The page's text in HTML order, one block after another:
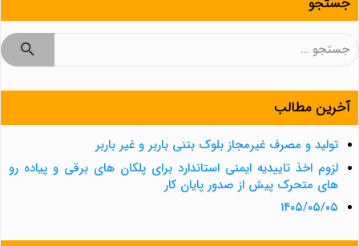
جستجو
آخرین مطالب
تولید و مصرف غیرمجاز بلوک بتنی باربر و غیر باربر
لزوم اخذ تاییدیه ایمنی استاندارد برای پلکان های برقی و پیاده رو
های متحرک پیش از صدور پایان کار
۱۴۰۵/۰۵/۰۵